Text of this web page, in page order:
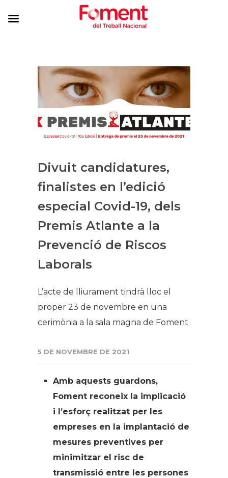
Divuit candidatures,
finalistes en l’edició
especial Covid-19, dels
Premis Atlante a la
Prevenció de Riscos
Laborals
L’acte de lliurament tindrà lloc el
proper 23 de novembre en una
cerimònia a la sala magna de Foment
5 DE NOVEMBRE DE 2021
Amb aquests guardons,
Foment reconeix la implicació
i l’esforç realitzat per les
empreses en la implantació de
mesures preventives per
minimitzar el risc de
transmissió entre les persones